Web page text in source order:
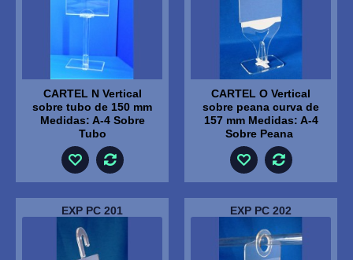
CARTEL N Vertical
sobre tubo de 150 mm
Medidas: A-4 Sobre
Tubo
CARTEL O Vertical
sobre peana curva de
157 mm Medidas: A-4
Sobre Peana
EXP PC 201 EXP PC 202